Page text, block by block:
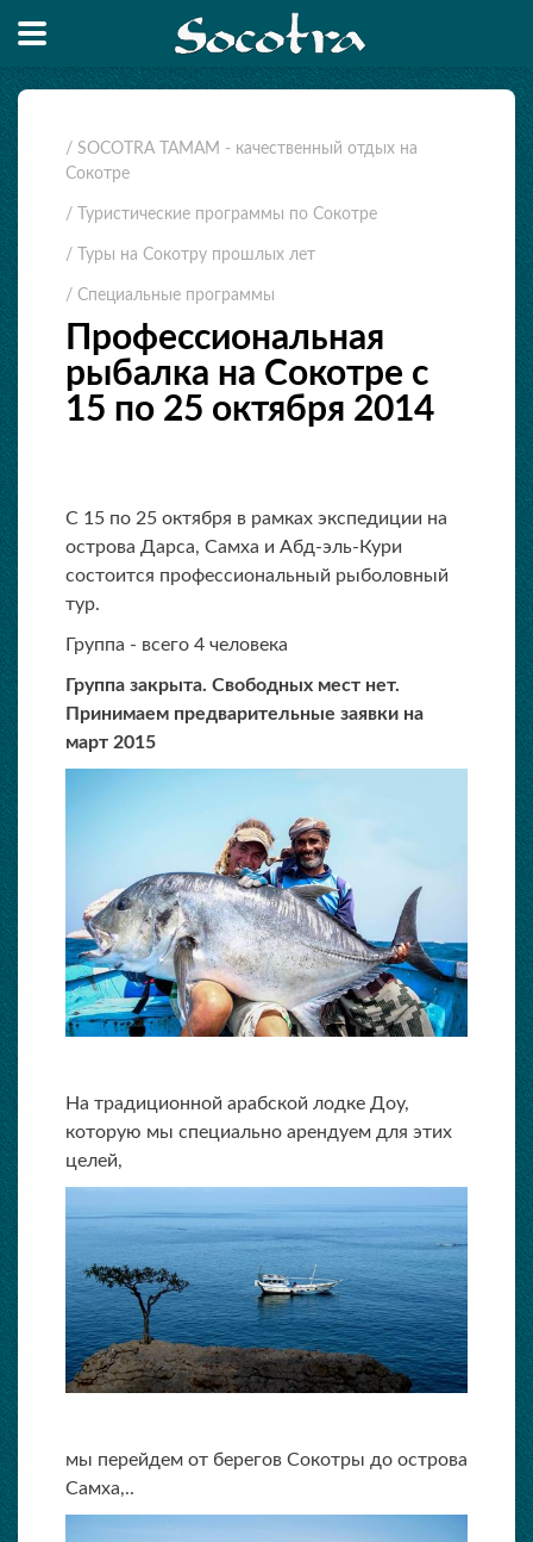
/ SOCOTRA TAMAM - качественный отдых на
Сокотре
/ Туристические программы по Сокотре
/ Туры на Сокотру прошлых лет
/ Специальные программы
Профессиональная
рыбалка на Сокотре с
15 по 25 октября 2014
С 15 по 25 октября в рамках экспедиции на
острова Дарса, Самха и Абд-эль-Кури
состоится профессиональный рыболовный
тур.
Группа - всего 4 человека
Группа закрыта. Свободных мест нет.
Принимаем предварительные заявки на
март 2015
На традиционной арабской лодке Доу,
которую мы специально арендуем для этих
целей,
мы перейдем от берегов Сокотры до острова
Самха,..